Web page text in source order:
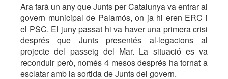
Ara farà un any que Junts per Catalunya va entrar al
govern municipal de Palamós, on ja hi eren ERC i
el PSC. El juny passat hi va haver una primera crisi
després que Junts presentés al·legacions al
projecte del passeig del Mar. La situació es va
reconduir però, només 4 mesos després ha tornat a
esclatar amb la sortida de Junts del govern.